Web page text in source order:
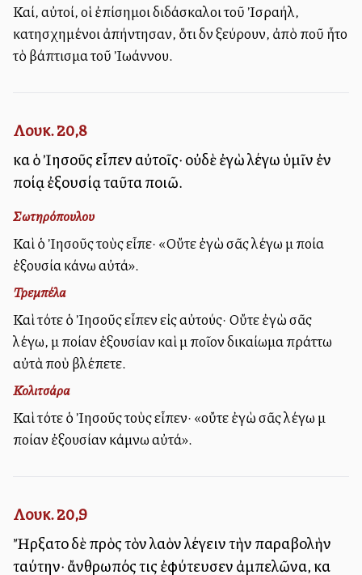
Καί, αὐτοί, οἱ ἐπίσημοι διδάσκαλοι τοῦ Ἰσραήλ,
κατησχημένοι ἀπήντησαν, ὅτι δὲν ξεύρουν, ἀπὸ ποῦ ἦτο
τὸ βάπτισμα τοῦ Ἰωάννου.
Λουκ. 20,8
καὶ ὁ Ἰησοῦς εἶπεν αὐτοῖς· οὐδὲ ἐγὼ λέγω ὑμῖν ἐν
ποίᾳ ἐξουσίᾳ ταῦτα ποιῶ.
Σωτηρόπουλου
Καὶ ὁ Ἰησοῦς τοὺς εἶπε· «Οὔτε ἐγὼ σᾶς λέγω μὲ ποία
ἐξουσία κάνω αὐτά».
Τρεμπέλα
Καὶ τότε ὁ Ἰησοῦς εἶπεν εἰς αὐτούς· Οὔτε ἐγὼ σᾶς
λέγω, μὲ ποίαν ἐξουσίαν καὶ μὲ ποῖον δικαίωμα πράττω
αὐτὰ ποὺ βλέπετε.
Κολιτσάρα
Καὶ τότε ὁ Ἰησοῦς τοὺς εἶπεν· «οὔτε ἐγὼ σᾶς λέγω μὲ
ποίαν ἐξουσίαν κάμνω αὐτά».
Λουκ. 20,9
Ἤρξατο δὲ πρὸς τὸν λαὸν λέγειν τὴν παραβολὴν
ταύτην· ἄνθρωπός τις ἐφύτευσεν ἀμπελῶνα, καὶ